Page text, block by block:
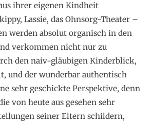
ihrer eigenen Kindheit
Lassie, das Ohnsorg-Theater –
werden absolut organisch in den
verkommen nicht nur zu
den naiv-gläubigen Kinderblick,
und der wunderbar authentisch
sehr geschickte Perspektive, denn
von heute aus gesehen sehr
seiner Eltern schildern,